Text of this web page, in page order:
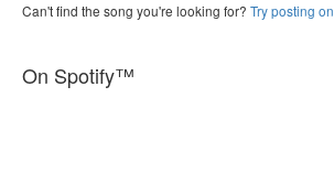
Can't find the song you're looking for? Try posting on
On Spotify™